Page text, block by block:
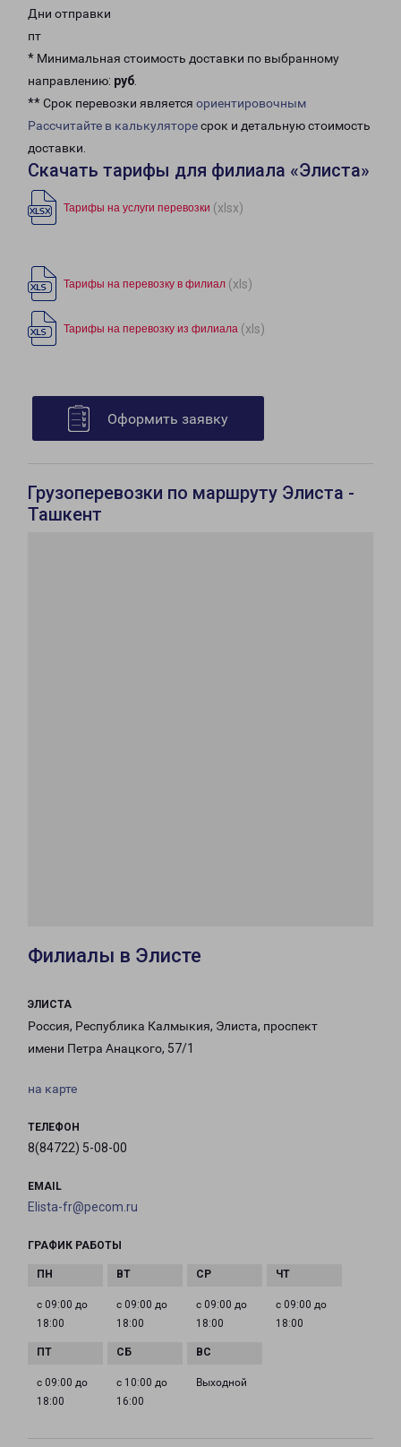
Дни отправки
пт
* Минимальная стоимость доставки по выбранному
направлению: руб.
** Срок перевозки является ориентировочным
Рассчитайте в калькуляторесрок и детальную стоимость
доставки.
Скачать тарифы для филиала «Элиста»
Тарифы на услуги перевозки (xlsx)
Тарифы на перевозку в филиал (xls)
Тарифы на перевозку из филиала (xls)
Оформить заявку
Грузоперевозки по маршруту Элиста -
Ташкент
Филиалы в Элисте
ЭЛИСТА
Россия, Республика Калмыкия, Элиста, проспект
имени Петра Анацкого, 57/1
на карте
ТЕЛЕФОН
8(84722) 5-08-00
EMAIL
Elista-fr@pecom.ru
ГРАФИК РАБОТЫ
с 09:00 до
18:00
с 09:00 до
18:00
с 09:00 до
18:00
с 09:00 до
18:00
с 09:00 до
18:00
с 10:00 до
16:00
Выходной